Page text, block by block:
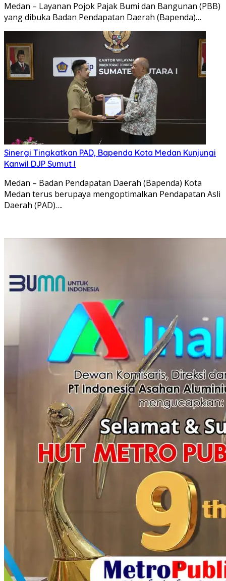
Medan – Layanan Pojok Pajak Bumi dan Bangunan (PBB)
yang dibuka Badan Pendapatan Daerah (Bapenda)…
Sinergi Tingkatkan PAD, Bapenda Kota Medan Kunjungi
Kanwil DJP Sumut I
Medan – Badan Pendapatan Daerah (Bapenda) Kota
Medan terus berupaya mengoptimalkan Pendapatan Asli
Daerah (PAD)….